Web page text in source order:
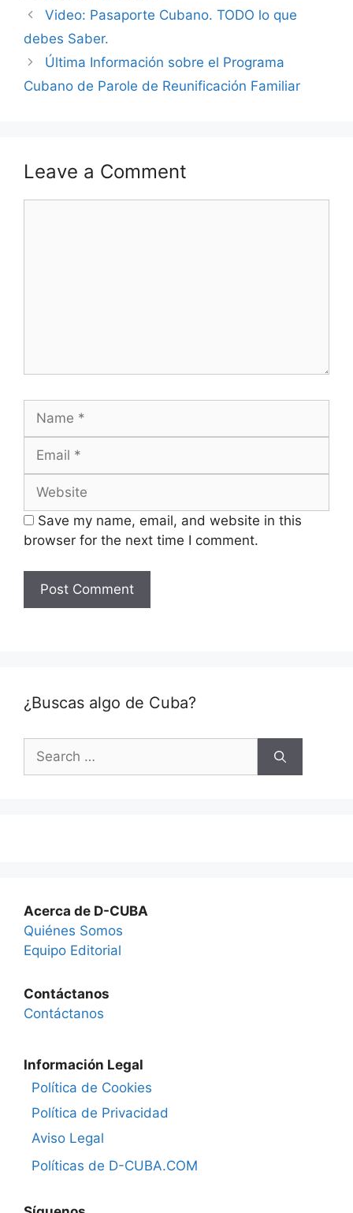
Video: Pasaporte Cubano. TODO lo que
debes Saber.
Última Información sobre el Programa
Cubano de Parole de Reunificación Familiar
Leave a Comment
Name
Email
Website
Save my name, email, and website in this
browser for the next time I comment.
¿Buscas algo de Cuba?
Search
for:
Acerca de D-CUBA
Quiénes Somos
Equipo Editorial
Contáctanos
Contáctanos
Información Legal
Política de Cookies
Política de Privacidad
Aviso Legal
Políticas de D-CUBA.COM